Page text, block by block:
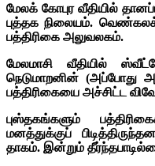
மேலக் கோபுர வீதியில்
புத்தக நிலையம்.
பத்திரிகை அலுவலகம்.
மேலமாசி வீதியில்
நெடுமாறனின் (அப்போது
பத்திரிகையை அச்சிட்ட
புஸ்தகங்களும்
மனத்துக்குப்
தாகம். இன்றும்